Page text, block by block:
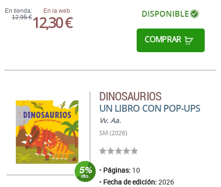
En tienda:
12,95 €
En la web:
12,30 € DISPONIBLE
COMPRAR
DINOSAURIOS
UN LIBRO CON POP-UPS
Vv. Aa.
SM (2026)
Páginas: 10
Fecha de edición: 2026